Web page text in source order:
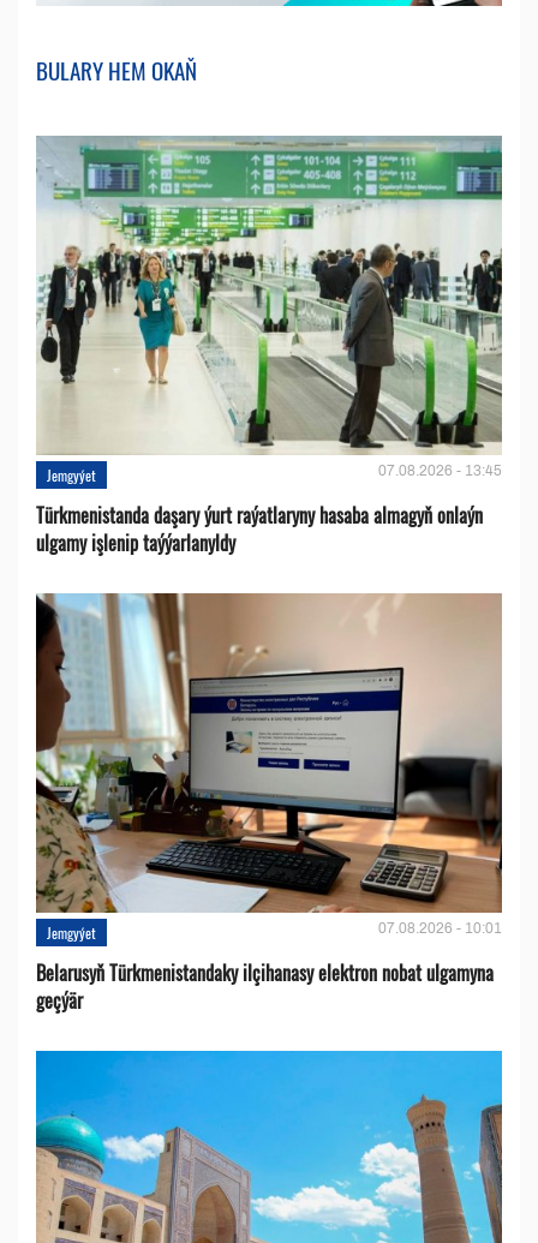
BULARY HEM OKAŇ
Jemgyýet 07.08.2026 - 13:45
Türkmenistanda daşary ýurt raýatlaryny hasaba almagyň onlaýn
ulgamy işlenip taýýarlanyldy
Jemgyýet 07.08.2026 - 10:01
Belarusyň Türkmenistandaky ilçihanasy elektron nobat ulgamyna
geçýär